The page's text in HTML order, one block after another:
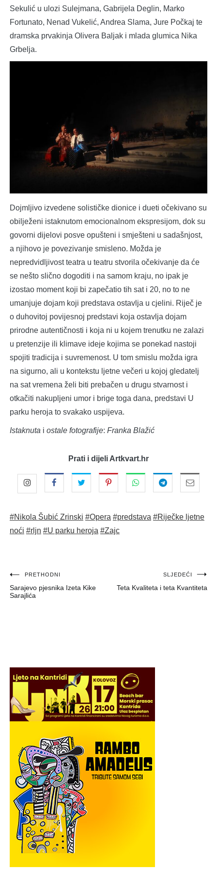
Sekulić u ulozi Sulejmana, Gabrijela Deglin, Marko
Fortunato, Nenad Vukelić, Andrea Slama, Jure Počkaj te
dramska prvakinja Olivera Baljak i mlada glumica Nika
Grbelja.
Dojmljivo izvedene solističke dionice i dueti očekivano su
obilježeni istaknutom emocionalnom ekspresijom, dok su
govorni dijelovi posve opušteni i smješteni u sadašnjost,
a njihovo je povezivanje smisleno. Možda je
nepredvidljivost teatra u teatru stvorila očekivanje da će
se nešto slično dogoditi i na samom kraju, no ipak je
izostao moment koji bi zapečatio tih sat i 20, no to ne
umanjuje dojam koji predstava ostavlja u cjelini. Riječ je
o duhovitoj povijesnoj predstavi koja ostavlja dojam
prirodne autentičnosti i koja ni u kojem trenutku ne zalazi
u pretenzije ili klimave ideje kojima se ponekad nastoji
spojiti tradicija i suvremenost. U tom smislu možda igra
na sigurno, ali u kontekstu ljetne večeri u kojoj gledatelj
na sat vremena želi biti prebačen u drugu stvarnost i
otkačiti nakupljeni umor i brige toga dana, predstavi U
parku heroja to svakako uspijeva.
Istaknuta i ostale fotografije: Franka Blažić
Prati i dijeli Artkvart.hr
#Nikola Šubić Zrinski #Opera #predstava #Riječke ljetne
noći #rljn #U parku heroja #Zajc
Navigacija
objava
PRETHODNI
Sarajevo pjesnika Izeta Kike
Sarajlića
SLJEDEĆI
Teta Kvaliteta i teta Kvantiteta